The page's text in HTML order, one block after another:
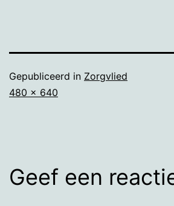
Gepubliceerd in Zorgvlied
Volledige
480 × 640
Geef een